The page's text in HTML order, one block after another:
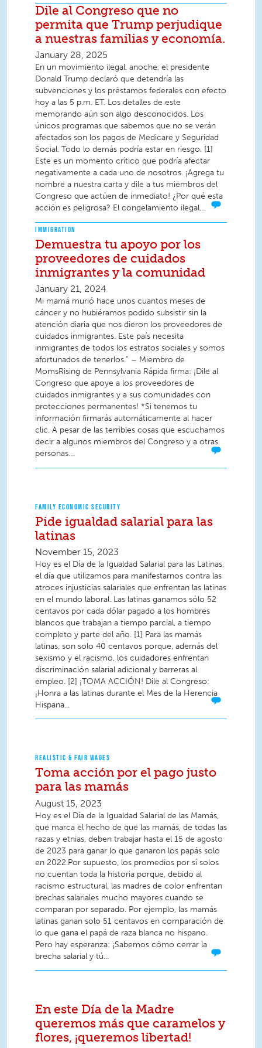
Dile al Congreso que no
permita que Trump perjudique
a nuestras familias y economía.
January 28, 2025
En un movimiento ilegal, anoche, el presidente
Donald Trump declaró que detendría las
subvenciones y los préstamos federales con efecto
hoy a las 5 p.m. ET. Los detalles de este
memorando aún son algo desconocidos. Los
únicos programas que sabemos que no se verán
afectados son los pagos de Medicare y Seguridad
Social. Todo lo demás podría estar en riesgo. [1]
Este es un momento crítico que podría afectar
negativamente a cada uno de nosotros. ¡Agrega tu
nombre a nuestra carta y dile a tus miembros del
Congreso que actúen de inmediato! ¿Por qué esta
acción es peligrosa? El congelamiento ilegal...
IMMIGRATION
Demuestra tu apoyo por los
proveedores de cuidados
inmigrantes y la comunidad
January 21, 2024
Mi mamá murió hace unos cuantos meses de
cáncer y no hubiéramos podido subsistir sin la
atención diaria que nos dieron los proveedores de
cuidados inmigrantes. Este país necesita
inmigrantes de todos los estratos sociales y somos
afortunados de tenerlos.” – Miembro de
MomsRising de Pennsylvania Rápida firma: ¡Dile al
Congreso que apoye a los proveedores de
cuidados inmigrantes y a sus comunidades con
protecciones permanentes! *Si tenemos tu
información firmarás automáticamente al hacer
clic. A pesar de las terribles cosas que escuchamos
decir a algunos miembros del Congreso y a otras
personas...
FAMILY ECONOMIC SECURITY
Pide igualdad salarial para las
latinas
November 15, 2023
Hoy es el Día de la Igualdad Salarial para las Latinas,
el día que utilizamos para manifestarnos contra las
atroces injusticias salariales que enfrentan las latinas
en el mundo laboral. Las latinas ganamos sólo 52
centavos por cada dólar pagado a los hombres
blancos que trabajan a tiempo parcial, a tiempo
completo y parte del año. [1] Para las mamás
latinas, son solo 40 centavos porque, además del
sexismo y el racismo, los cuidadores enfrentan
discriminación salarial adicional y barreras al
empleo. [2] ¡TOMA ACCIÓN! Dile al Congreso:
¡Honra a las latinas durante el Mes de la Herencia
Hispana...
REALISTIC & FAIR WAGES
Toma acción por el pago justo
para las mamás
August 15, 2023
Hoy es el Día de la Igualdad Salarial de las Mamás,
que marca el hecho de que las mamás, de todas las
razas y etnias, deben trabajar hasta el 15 de agosto
de 2023 para ganar lo que ganaron los papás solo
en 2022.Por supuesto, los promedios por sí solos
no cuentan toda la historia porque, debido al
racismo estructural, las madres de color enfrentan
brechas salariales mucho mayores cuando se
comparan por separado. Por ejemplo, las mamás
latinas ganan solo 51 centavos en comparación de
lo que gana el papá de raza blanca no hispano.
Pero hay esperanza: ¡Sabemos cómo cerrar la
brecha salarial y tú...
En este Día de la Madre
queremos más que caramelos y
flores, ¡queremos libertad!